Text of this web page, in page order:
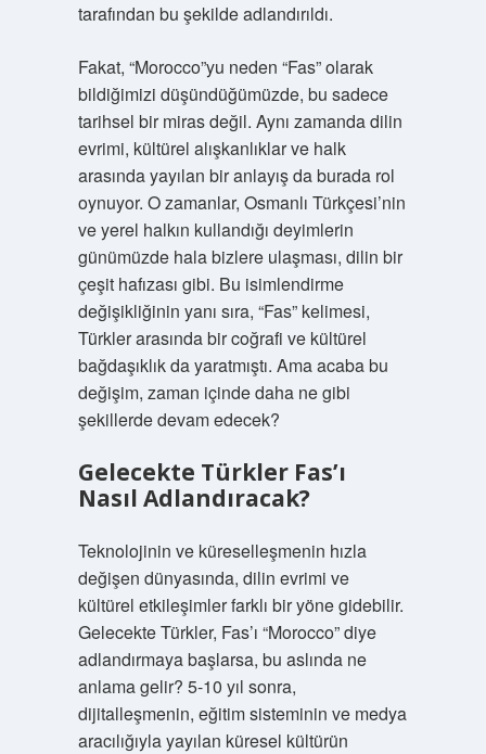
tarafından bu şekilde adlandırıldı.
Fakat, “Morocco”yu neden “Fas” olarak
bildiğimizi düşündüğümüzde, bu sadece
tarihsel bir miras değil. Aynı zamanda dilin
evrimi, kültürel alışkanlıklar ve halk
arasında yayılan bir anlayış da burada rol
oynuyor. O zamanlar, Osmanlı Türkçesi’nin
ve yerel halkın kullandığı deyimlerin
günümüzde hala bizlere ulaşması, dilin bir
çeşit hafızası gibi. Bu isimlendirme
değişikliğinin yanı sıra, “Fas” kelimesi,
Türkler arasında bir coğrafi ve kültürel
bağdaşıklık da yaratmıştı. Ama acaba bu
değişim, zaman içinde daha ne gibi
şekillerde devam edecek?
Gelecekte Türkler Fas’ı
Nasıl Adlandıracak?
Teknolojinin ve küreselleşmenin hızla
değişen dünyasında, dilin evrimi ve
kültürel etkileşimler farklı bir yöne gidebilir.
Gelecekte Türkler, Fas’ı “Morocco” diye
adlandırmaya başlarsa, bu aslında ne
anlama gelir? 5-10 yıl sonra,
dijitalleşmenin, eğitim sisteminin ve medya
aracılığıyla yayılan küresel kültürün